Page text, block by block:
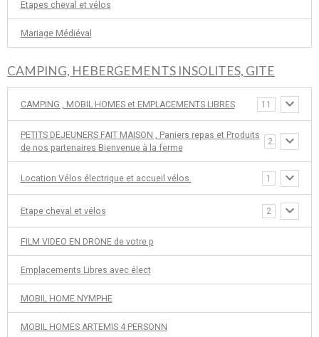
Etapes cheval et vélos
Mariage Médiéval
CAMPING, HEBERGEMENTS INSOLITES, GITE
CAMPING , MOBIL HOMES et EMPLACEMENTS LIBRES 11
PETITS DEJEUNERS FAIT MAISON , Paniers repas et Produits
de nos partenaires Bienvenue à la ferme
Location Vélos électrique et accueil vélos. 1
Etape cheval et vélos 2
FILM VIDEO EN DRONE de votre p
Emplacements Libres avec élect
MOBIL HOME NYMPHE
MOBIL HOMES ARTEMIS 4 PERSONN